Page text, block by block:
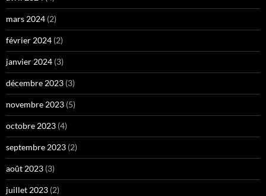
mars 2024 (2)
février 2024 (2)
janvier 2024 (3)
décembre 2023 (3)
novembre 2023 (5)
octobre 2023 (4)
septembre 2023 (2)
août 2023 (3)
juillet 2023 (2)